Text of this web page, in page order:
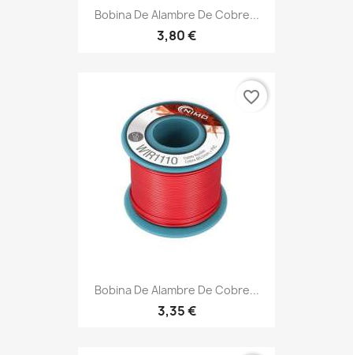
Bobina De Alambre De Cobre...
3,80 €
Bobina De Alambre De Cobre...
3,35 €
favorite_border